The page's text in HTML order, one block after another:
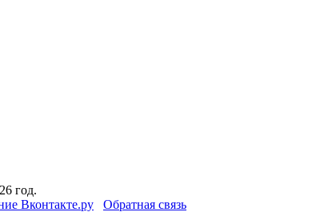
год.
Вконтакте.ру Обратная связь